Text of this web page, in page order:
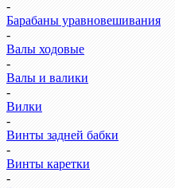
-
Барабаны уравновешивания
-
Валы ходовые
-
Валы и валики
-
Вилки
-
Винты задней бабки
-
Винты каретки
-